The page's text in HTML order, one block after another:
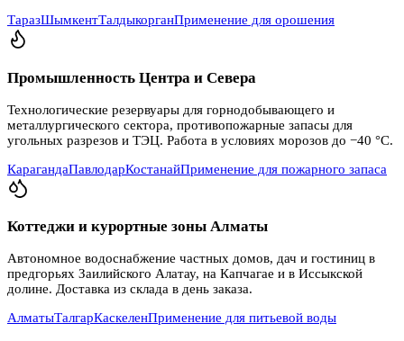
ТаразШымкентТалдыкорганПрименение для орошения
Промышленность Центра и Севера
Технологические резервуары для горнодобывающего и
металлургического сектора, противопожарные запасы для
угольных разрезов и ТЭЦ. Работа в условиях морозов до −40 °C.
КарагандаПавлодарКостанайПрименение для пожарного запаса
Коттеджи и курортные зоны Алматы
Автономное водоснабжение частных домов, дач и гостиниц в
предгорьях Заилийского Алатау, на Капчагае и в Иссыкской
долине. Доставка из склада в день заказа.
АлматыТалгарКаскеленПрименение для питьевой воды